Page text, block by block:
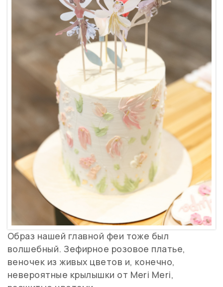
Образ нашей главной феи тоже был
волшебный. Зефирное розовое платье,
веночек из живых цветов и, конечно,
невероятные крылышки от Meri Meri,